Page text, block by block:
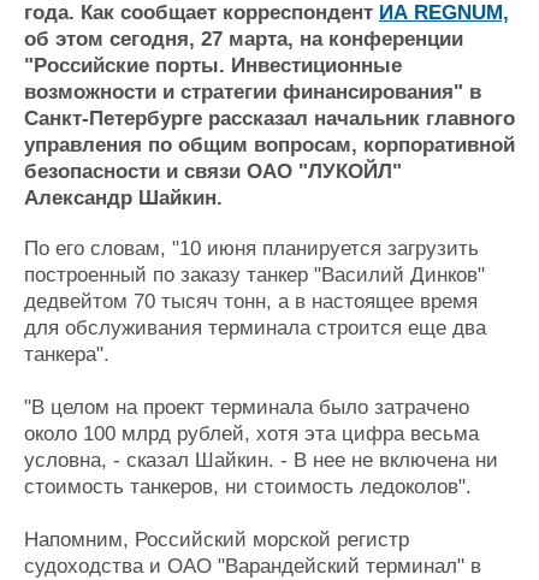
Журнал
Реклама
Конференции
Выставки и семинары
Личности
Словарь
Флот
Галерея флота
Форум
года. Как сообщает корреспондент ИА REGNUM,
об этом сегодня, 27 марта, на конференции
"Российские порты. Инвестиционные
возможности и стратегии финансирования" в
Санкт-Петербурге рассказал начальник главного
управления по общим вопросам, корпоративной
безопасности и связи ОАО "ЛУКОЙЛ"
Александр Шайкин.
По его словам, "10 июня планируется загрузить
построенный по заказу танкер "Василий Динков"
дедвейтом 70 тысяч тонн, а в настоящее время
для обслуживания терминала строится еще два
танкера".
"В целом на проект терминала было затрачено
около 100 млрд рублей, хотя эта цифра весьма
условна, - сказал Шайкин. - В нее не включена ни
стоимость танкеров, ни стоимость ледоколов".
Напомним, Российский морской регистр
судоходства и ОАО "Варандейский терминал" в